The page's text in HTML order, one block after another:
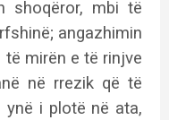
shoqëror, mbi të
angazhimin
mirën e të rinjve
në rrezik që të
i plotë në ata,